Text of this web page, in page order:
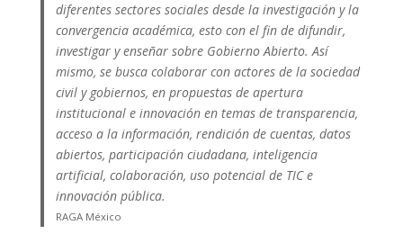
diferentes sectores sociales desde la investigación y la
convergencia académica, esto con el fin de difundir,
investigar y enseñar sobre Gobierno Abierto. Así
mismo, se busca colaborar con actores de la sociedad
civil y gobiernos, en propuestas de apertura
institucional e innovación en temas de transparencia,
acceso a la información, rendición de cuentas, datos
abiertos, participación ciudadana, inteligencia
artificial, colaboración, uso potencial de TIC e
innovación pública.
RAGA México